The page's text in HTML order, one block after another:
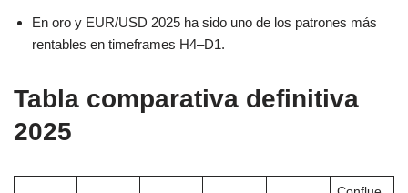
En oro y EUR/USD 2025 ha sido uno de los patrones más
rentables en timeframes H4–D1.
Tabla comparativa definitiva
2025